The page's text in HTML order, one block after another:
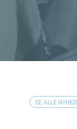
SE ALLE